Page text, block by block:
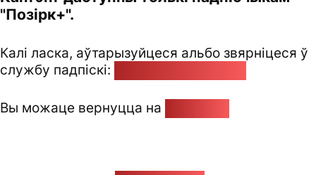
"Позірк+".
Калі ласка, аўтарызуйцеся альбо звярніцеся ў
службу падпіскі:
Вы можаце вернуцца на